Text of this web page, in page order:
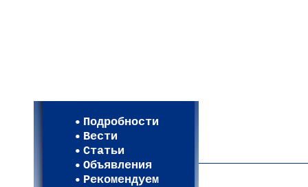
Подробности
Вести
Статьи
Объявления
Рекомендуем